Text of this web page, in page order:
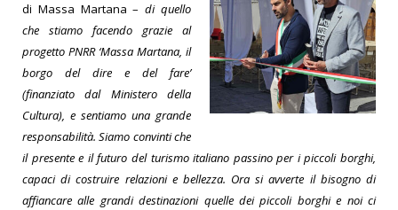
di Massa Martana –di quello
che stiamo facendo grazie al
progetto PNRR ‘Massa Martana, il
borgo del dire e del fare’
(finanziato dal Ministero della
Cultura), e sentiamo una grande
responsabilità. Siamo convinti che
il presente e il futuro del turismo italiano passino per i piccoli borghi,
capaci di costruire relazioni e bellezza. Ora si avverte il bisogno di
affiancare alle grandi destinazioni quelle dei piccoli borghi e noi ci